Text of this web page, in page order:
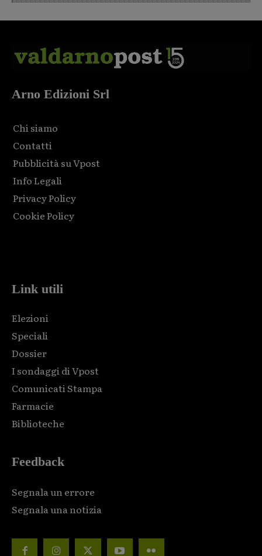
Arno Edizioni Srl
Chi siamo
Contatti
Pubblicità su Vpost
Info Legali
Privacy Policy
Cookie Policy
Link utili
Elezioni
Speciali
Dossier
I sondaggi di Vpost
Comunicati Stampa
Farmacie
Biblioteche
Feedback
Segnala un errore
Segnala una notizia